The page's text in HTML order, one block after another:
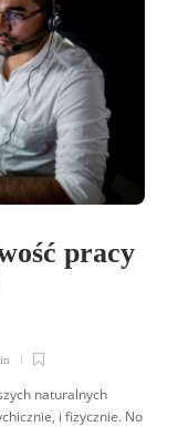
pracy
naturalnych
i fizycznie. No